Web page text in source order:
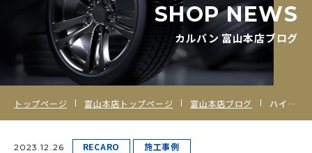
SHOP NEWS
カルバン 富山本店ブログ
トップページ 富山本店トップページ 富山本店ブログ ハイエース＆キャラバン レカロ取付
2023.12.26 RECARO 施工事例